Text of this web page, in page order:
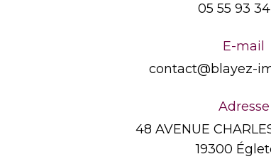
05 55 93
E-mail
contact@blayez-
Adresse
48 AVENUE
19300